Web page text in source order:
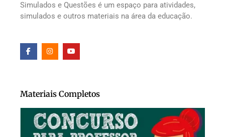
Simulados e Questões é um espaço para atividades,
simulados e outros materiais na área da educação.
Materiais Completos